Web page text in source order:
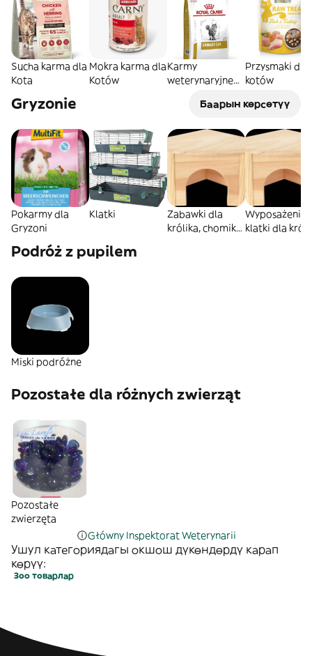
Sucha karma dla
Kota
Mokra karma dla
Kotów
Karmy
weterynaryjne
Przysmaki dla
kotów
Gryzonie Баарын көрсөтүү
Pokarmy dla
Gryzoni
Klatki
Zabawki dla
królika, chomika
Wyposażenie
klatki dla
Podróż z pupilem
Miski podróżne
Pozostałe dla różnych zwierząt
Pozostałe
zwierzęta
Główny Inspektorat Weterynarii
Ушул категориядагы окшош дүкөндөрдү карап
көрүү:
Зоо товарлар